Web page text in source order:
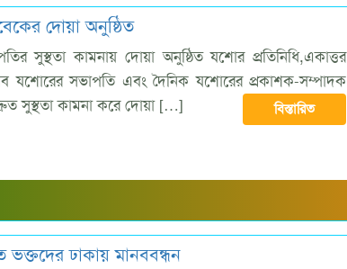
দোয়া অনুষ্ঠিত
সুস্থতা কামনায় দোয়া অনুষ্ঠিত যশোর প্রতিনিধি,একাত্তর
যশোরের সভাপতি এবং দৈনিক যশোরের প্রকাশক-সম্পাদক
সুস্থতা কামনা করে দোয়া […]
বিস্তারিত
ভক্তদের ঢাকায় মানববন্ধন